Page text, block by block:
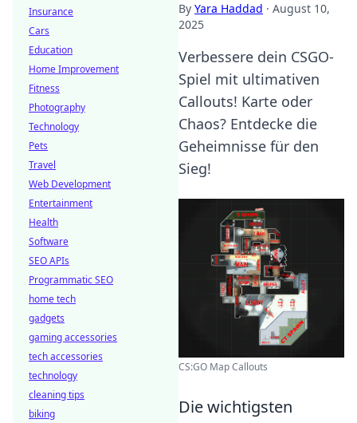
By Yara Haddad · August 10,
2025
Verbessere dein CSGO-
Spiel mit ultimativen
Callouts! Karte oder
Chaos? Entdecke die
Geheimnisse für den
Sieg!
CS:GO Map Callouts
Die wichtigsten
Insurance
Cars
Education
Home Improvement
Fitness
Photography
Technology
Pets
Travel
Web Development
Entertainment
Health
Software
SEO APIs
Programmatic SEO
home tech
gadgets
gaming accessories
tech accessories
technology
cleaning tips
biking